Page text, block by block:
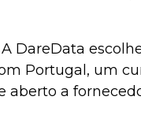
DareData
Portugal, um
aberto a